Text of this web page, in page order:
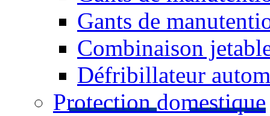
Gants de
Combinaison
Défribillateur
Protection domestique